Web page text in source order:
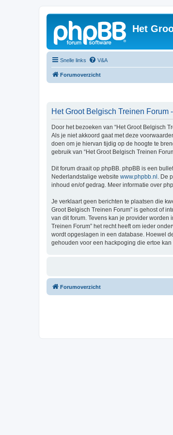
Het
Snelle links V&A
Forumoverzicht
Het Groot Belgisch Treinen Forum
Door het bezoeken van “Het Groot Belgisch
Als je niet akkoord gaat met deze
doen om je hiervan tijdig op de hoogte te
gebruik van “Het Groot Belgisch Treinen
Dit forum draait op phpBB. phpBB is een
Nederlandstalige website www.phpbb.nl . De
inhoud en/of gedrag. Meer informatie over
Je verklaart geen berichten te plaatsen die
Groot Belgisch Treinen Forum” is gehost of
van dit forum. Tevens kan je provider
Treinen Forum” het recht heeft om ieder
wordt opgeslagen in een database. Hoewel
gehouden voor een hackpoging die ertoe
Forumoverzicht